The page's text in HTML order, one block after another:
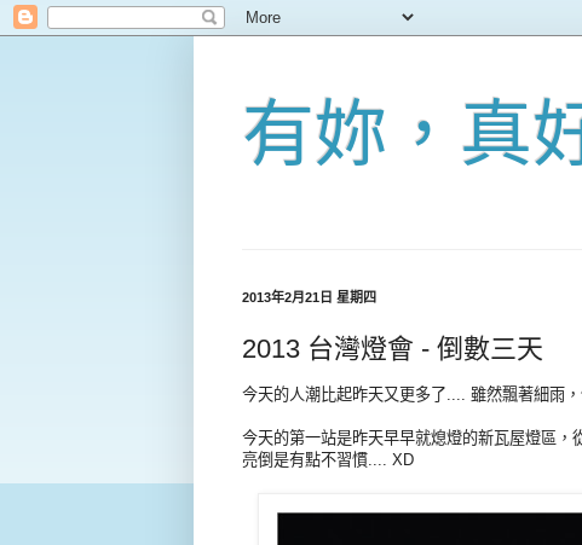
有妳，真
2013年2月21日 星期四
2013 台灣燈會 - 倒數三天
今天的人潮比起昨天又更多了.... 雖然飄著細雨
今天的第一站是昨天早早就熄燈的新瓦屋燈區，
亮倒是有點不習慣.... XD